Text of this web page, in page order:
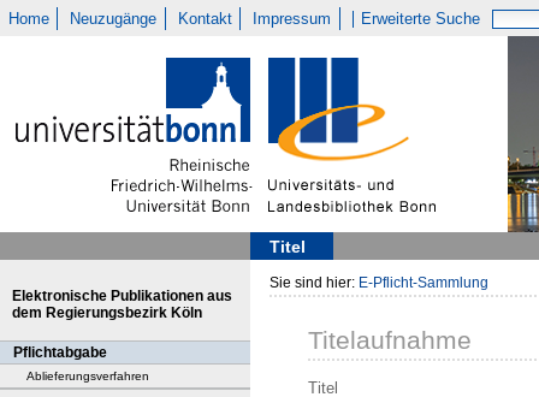
Home Neuzugänge Kontakt Impressum Erweiterte Suche
Titel
Elektronische Publikationen aus
dem Regierungsbezirk Köln
Pflichtabgabe
Ablieferungsverfahren
Sie sind hier: E-Pflicht-Sammlung
Titelaufnahme
Titel